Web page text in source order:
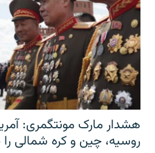
هشدار مارک مونتگمری:
روسیه، چین و کره شمالی